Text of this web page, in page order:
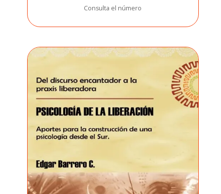
Con­sul­ta el núme­ro